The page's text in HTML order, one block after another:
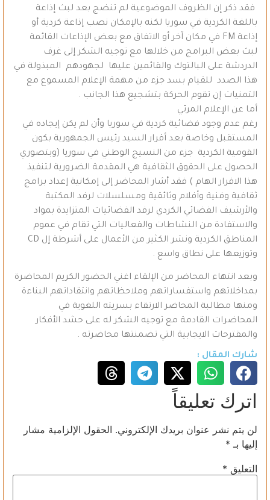
فقد ذكر إن الظروف الموضوعية لم تنضج بعد لبث إذاعة
باللغة الكردية في سوريا لكنه بالإمكان نصب إذاعة كردية أو
إذاعة FM في مكان آخر أو الاتفاق مع بعض الإذاعات القائمة
لبث بعض البرامج من خلالها مع توجيه الشكر إلى غرف
الدردشة على البالتوك والقائمين عليها لجهودهم المبذولة في
هذا الصدد للقيام بسد جزء من مهمة الإعلام المسموع مع
التمنيات إن تقوم الحركة بتشجيع هذا الجانب .
أما عن الإعلام المرئي
رغم عدم وجود فضائية كردية في سوريا وأن لم يكن إيجاده في
المستقبل وخاصة بعد أقرار السيد رئيس الجمهورية بكون
القومية الكردية جزء من النسيج الوطني في سوريا (وبتصوري
الحصول على الحقوق الثقافية هي المقدمة الضرورية لتنفيذ
هذا الاقرار الهام ) فقد أشار المحاضر إلى إمكانية إعداد برامج
ثقافية وفنية وأفلام وثائقية ومسلسلات لرفد المكتبة
والأرشيف الفضائي الكردي لرفد الفضائيات المتزايدة بمواد
والاستفادة من النشاطات والفعاليات التي تقام في عموم
المناطق الكردية ونشر الكثير من الأعمال على أشرطة إل CD
وتوزيعها على نطاق واسع .
وبعد انتهاء المحاضر من الإلقاء اغني الحضور الكريم المحاضرة
بمداخلاتهم واستفساراتهم وملاحظاتهم وانتقاداتهم البناءة
ومنها مطالبة المحاضر الارتقاء بسريته اللغوية في
المحاضرات القادمة مع توجيه الشكر له على حشد الأفكار
والمقترحات الايجابية التي تضمنتها محاضرته .
شارك المقال :
اترك تعليقاً
لن يتم نشر عنوان بريدك الإلكتروني. الحقول الإلزامية مشار
إليها بـ *
التعليق *